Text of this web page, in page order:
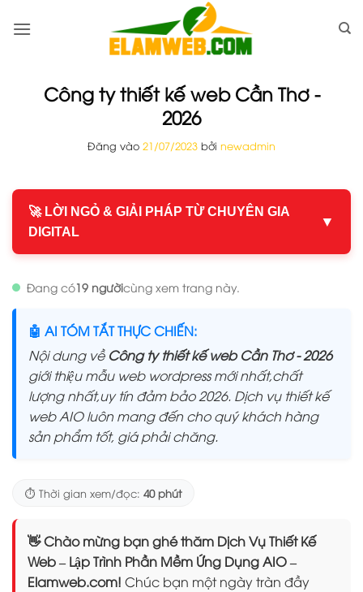
qua
Công ty thiết kế web Cần Thơ -
2026
Đăng vào 21/07/2023 bởi newadmin
🚀 LỜI NGỎ & GIẢI PHÁP TỪ CHUYÊN GIA
DIGITAL
▼
Đang có19 ngườicùng xem trang này.
🤖 AI TÓM TẮT THỰC CHIẾN:
Nội dung về Công ty thiết kế web Cần Thơ - 2026
giới thiệu mẫu web wordpress mới nhất,chất
lượng nhất,uy tín đảm bảo 2026. Dịch vụ thiết kế
web AIO luôn mang đến cho quý khách hàng
sản phẩm tốt, giá phải chăng.
⏱️ Thời gian xem/đọc: 40 phút
👋 Chào mừng bạn ghé thăm Dịch Vụ Thiết Kế
Web – Lập Trình Phần Mềm Ứng Dụng AIO –
Elamweb.com! Chúc bạn một ngày tràn đầy